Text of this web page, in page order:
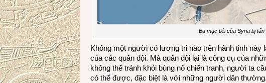
Ba mục tiêi của Syria bị
Không một người có lương tri nào trên hành tinh này
của các quân đội. Mà quân đội lại là công cụ của
không thể tránh khỏi bùng nổ chiến tranh, người ta
có thể được, đặc biệt là với những người dân